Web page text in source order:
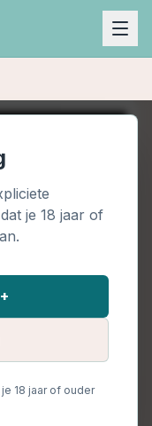
je 18 jaar of
18 jaar of ouder